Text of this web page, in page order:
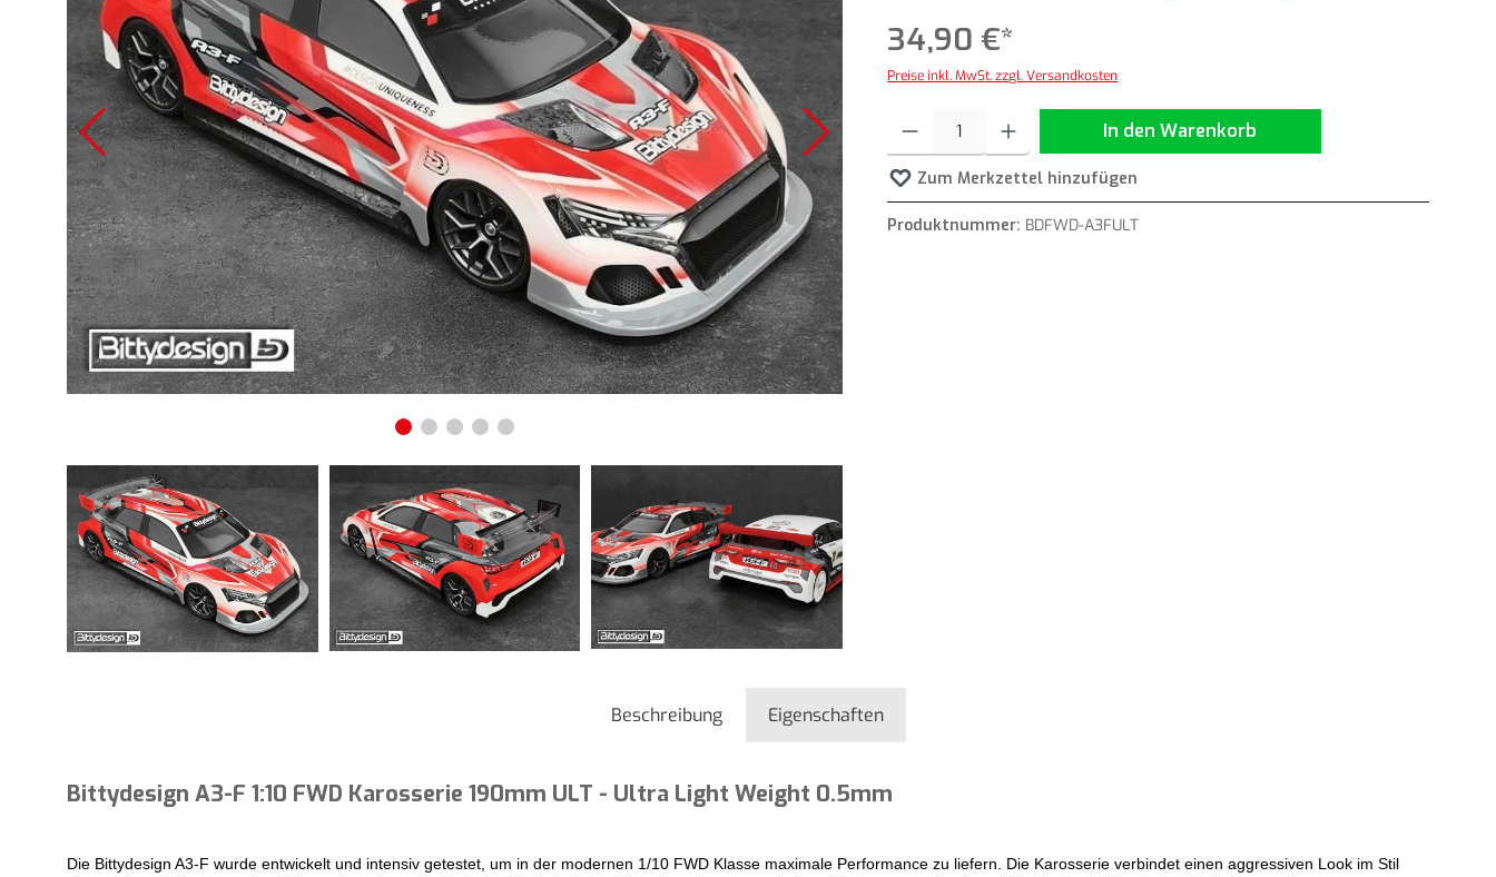
34,90 €*
Preise inkl. MwSt. zzgl. Versandkosten
In den Warenkorb
Zum Merkzettel hinzufügen
Produktnummer: BDFWD-A3FULT
Beschreibung Eigenschaften
Bittydesign A3-F 1:10 FWD Karosserie 190mm ULT - Ultra Light Weight 0.5mm
Die Bittydesign A3-F wurde entwickelt und intensiv getestet, um in der modernen 1/10 FWD Klasse maximale Performance zu liefern. Die Karosserie verbindet einen aggressiven Look im Stil